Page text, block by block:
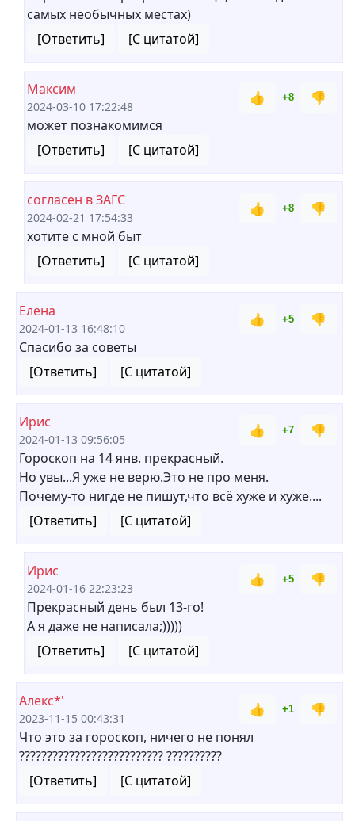
самых необычных местах)
[Ответить]
[С цитатой]
Максим
2024-03-10 17:22:48
👍 +8
👎
может познакомимся
[Ответить]
[С цитатой]
согласен в ЗАГС
2024-02-21 17:54:33
👍 +8
👎
хотите с мной быт
[Ответить]
[С цитатой]
Елена
2024-01-13 16:48:10
👍 +5
👎
Спасибо за советы
[Ответить]
[С цитатой]
Ирис
2024-01-13 09:56:05
👍 +7
👎
Гороскоп на 14 янв. прекрасный.
Но увы...Я уже не верю.Это не про меня.
Почему-то нигде не пишут,что всё хуже и хуже....
[Ответить]
[С цитатой]
Ирис
2024-01-16 22:23:23
👍 +5
👎
Прекрасный день был 13-го!
А я даже не написала;)))))
[Ответить]
[С цитатой]
Алекс*'
2023-11-15 00:43:31
👍 +1
👎
Что это за гороскоп, ничего не понял
?????????????????????????? ??????????
[Ответить]
[С цитатой]